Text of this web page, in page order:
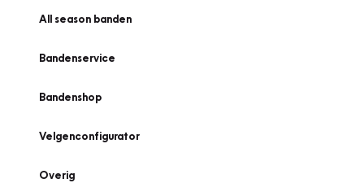
All season banden
Bandenservice
Bandenshop
Velgenconfigurator
Overig